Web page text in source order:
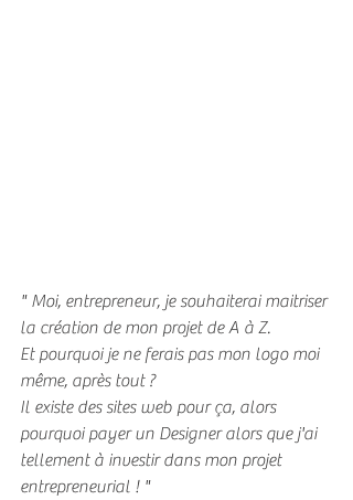
" Moi, entrepreneur, je souhaiterai maitriser
la création de mon projet de A à Z.
Et pourquoi je ne ferais pas mon logo moi
même, après tout ?
Il existe des sites web pour ça, alors
pourquoi payer un Designer alors que j'ai
tellement à investir dans mon projet
entrepreneurial ! "